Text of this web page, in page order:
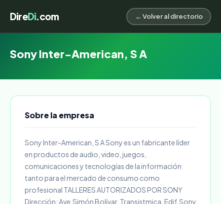
DireDi.com ← Volver al directorio
Sony Inter-American, S A
Sobre la empresa
Sony Inter-American, S A Sony es un fabricante líder
en productos de audio, video, juegos,
comunicaciones y tecnologías de la información
tanto para el mercado de consumo como
profesional TALLERES AUTORIZADOS POR SONY
Dirección: Ave.Simón Bolívar, Transistmica, Edif.Sony